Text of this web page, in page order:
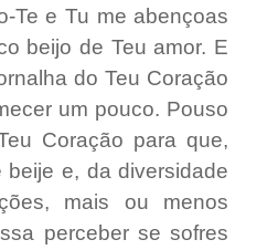
Te e Tu me abençoas
beijo de Teu amor. E
do Teu Coração
um pouco. Pouso
Coração para que,
beije e, da diversidade
mais ou menos
perceber se sofres